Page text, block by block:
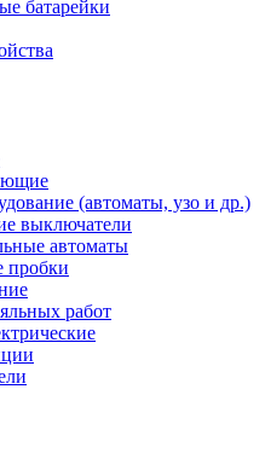
батарейки
(автоматы, узо и др.)
выключатели
автоматы
пробки
работ